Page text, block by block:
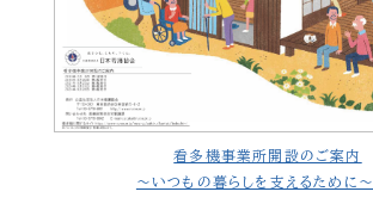
看多機事業所開設のご案内
～いつもの暮らしを支えるために～